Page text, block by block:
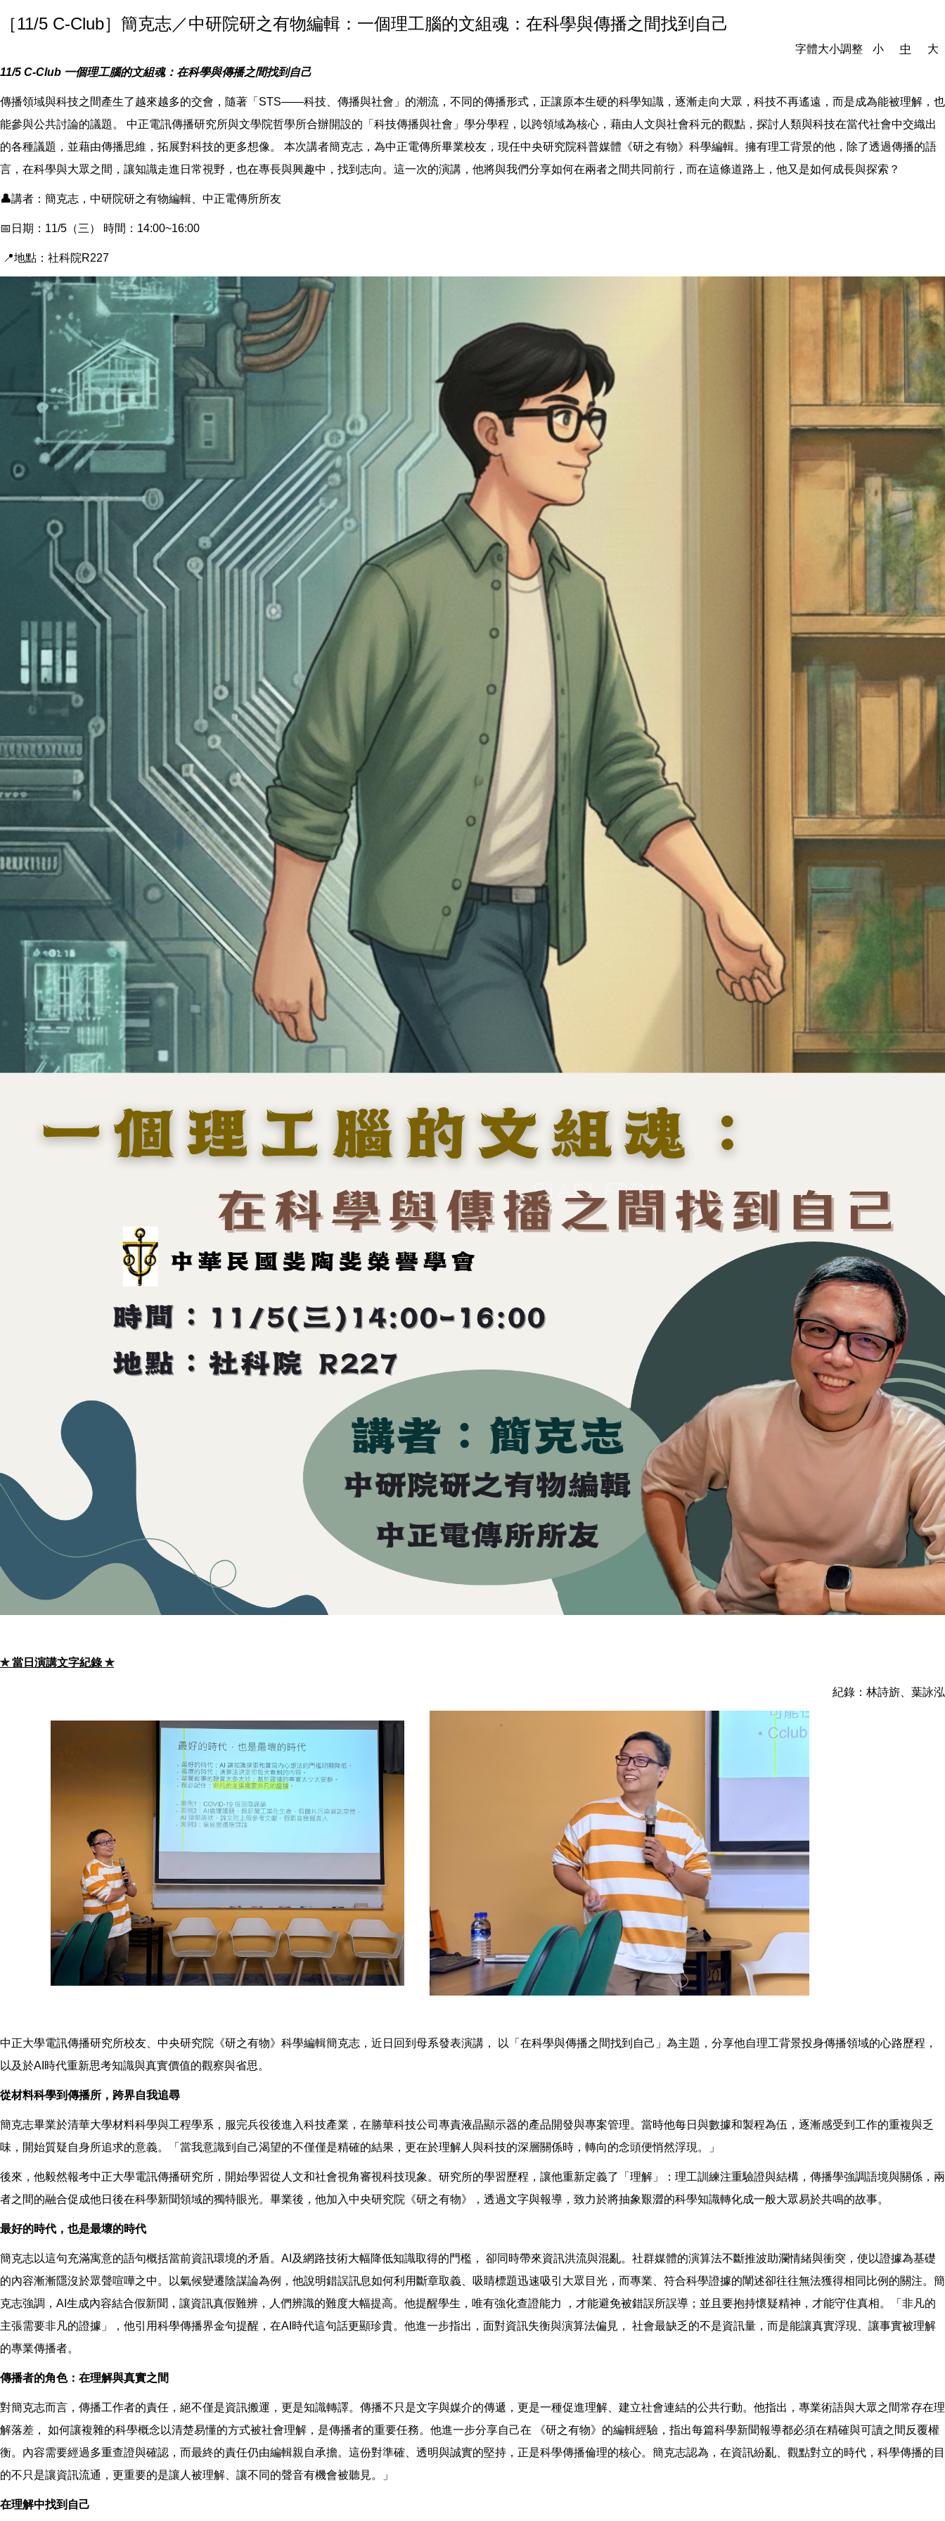
［11/5 C-Club］簡克志／中研院研之有物編輯：一個理工腦的文組魂：在科學與傳播之間找到自己
字體大小調整 小 中
大
11/5 C-Club 一個理工腦的文組魂：在科學與傳播之間找到自己
傳播領域與科技之間產生了越來越多的交會，隨著「STS——科技、傳播與社會」的潮流，不同的傳播形式，正讓原本生硬的科學知識，逐漸走向大眾，科技不再遙遠，而是成為能被理解，也
能參與公共討論的議題。 中正電訊傳播研究所與文學院哲學所合辦開設的「科技傳播與社會」學分學程，以跨領域為核心，藉由人文與社會科元的觀點，探討人類與科技在當代社會中交織出
的各種議題，並藉由傳播思維，拓展對科技的更多想像。 本次講者簡克志，為中正電傳所畢業校友，現任中央研究院科普媒體《研之有物》科學編輯。擁有理工背景的他，除了透過傳播的語
言，在科學與大眾之間，讓知識走進日常視野，也在專長與興趣中，找到志向。這一次的演講，他將與我們分享如何在兩者之間共同前行，而在這條道路上，他又是如何成長與探索？
👤講者：簡克志，中研院研之有物編輯、中正電傳所所友
📅日期：11/5（三） 時間：14:00~16:00
📍地點：社科院R227
✯當日演講文字紀錄 ✯
紀錄：林詩旂、葉詠泓
中正大學電訊傳播研究所校友、中央研究院《研之有物》科學編輯簡克志，近日回到母系發表演講， 以「在科學與傳播之間找到自己」為主題，分享他自理工背景投身傳播領域的心路歷程，
以及於AI時代重新思考知識與真實價值的觀察與省思。
從材料科學到傳播所，跨界自我追尋
簡克志畢業於清華大學材料科學與工程學系，服完兵役後進入科技產業，在勝華科技公司專責液晶顯示器的產品開發與專案管理。當時他每日與數據和製程為伍，逐漸感受到工作的重複與乏
味，開始質疑自身所追求的意義。「當我意識到自己渴望的不僅僅是精確的結果，更在於理解人與科技的深層關係時，轉向的念頭便悄然浮現。」
後來，他毅然報考中正大學電訊傳播研究所，開始學習從人文和社會視角審視科技現象。研究所的學習歷程，讓他重新定義了「理解」：理工訓練注重驗證與結構，傳播學強調語境與關係，兩
者之間的融合促成他日後在科學新聞領域的獨特眼光。畢業後，他加入中央研究院《研之有物》，透過文字與報導，致力於將抽象艱澀的科學知識轉化成一般大眾易於共鳴的故事。
最好的時代，也是最壞的時代
簡克志以這句充滿寓意的語句概括當前資訊環境的矛盾。AI及網路技術大幅降低知識取得的門檻， 卻同時帶來資訊洪流與混亂。社群媒體的演算法不斷推波助瀾情緒與衝突，使以證據為基礎
的內容漸漸隱沒於眾聲喧嘩之中。以氣候變遷陰謀論為例，他說明錯誤訊息如何利用斷章取義、吸睛標題迅速吸引大眾目光，而專業、符合科學證據的闡述卻往往無法獲得相同比例的關注。簡
克志強調，AI生成內容結合假新聞，讓資訊真假難辨，人們辨識的難度大幅提高。他提醒學生，唯有強化查證能力 ，才能避免被錯誤所誤導；並且要抱持懷疑精神，才能守住真相。「非凡的
主張需要非凡的證據」，他引用科學傳播界金句提醒，在AI時代這句話更顯珍貴。他進一步指出，面對資訊失衡與演算法偏見， 社會最缺乏的不是資訊量，而是能讓真實浮現、讓事實被理解
的專業傳播者。
傳播者的角色：在理解與真實之間
對簡克志而言，傳播工作者的責任，絕不僅是資訊搬運，更是知識轉譯。傳播不只是文字與媒介的傳遞，更是一種促進理解、建立社會連結的公共行動。他指出，專業術語與大眾之間常存在理
解落差， 如何讓複雜的科學概念以清楚易懂的方式被社會理解，是傳播者的重要任務。他進一步分享自己在 《研之有物》的編輯經驗，指出每篇科學新聞報導都必須在精確與可讀之間反覆權
衡。內容需要經過多重查證與確認，而最終的責任仍由編輯親自承擔。這份對準確、透明與誠實的堅持，正是科學傳播倫理的核心。簡克志認為，在資訊紛亂、觀點對立的時代，科學傳播的目
的不只是讓資訊流通，更重要的是讓人被理解、讓不同的聲音有機會被聽見。」
在理解中找到自己